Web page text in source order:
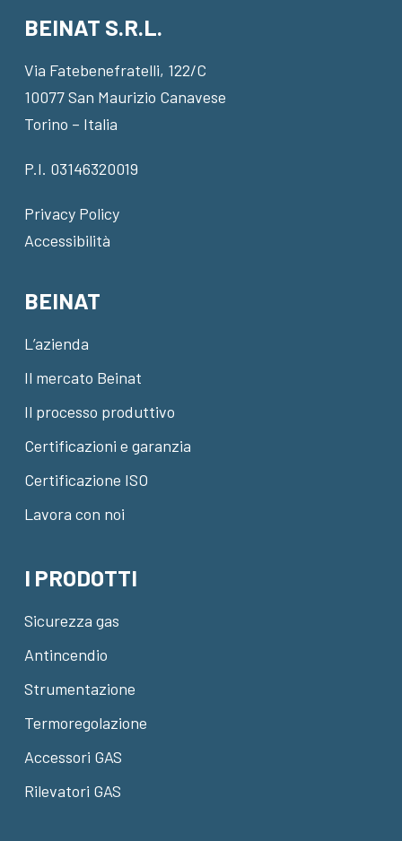
BEINAT S.R.L.
Via Fatebenefratelli, 122/C
10077 San Maurizio Canavese
Torino – Italia
P.I. 03146320019
Privacy Policy
Accessibilità
BEINAT
L’azienda
Il mercato Beinat
Il processo produttivo
Certificazioni e garanzia
Certificazione ISO
Lavora con noi
I PRODOTTI
Sicurezza gas
Antincendio
Strumentazione
Termoregolazione
Accessori GAS
Rilevatori GAS